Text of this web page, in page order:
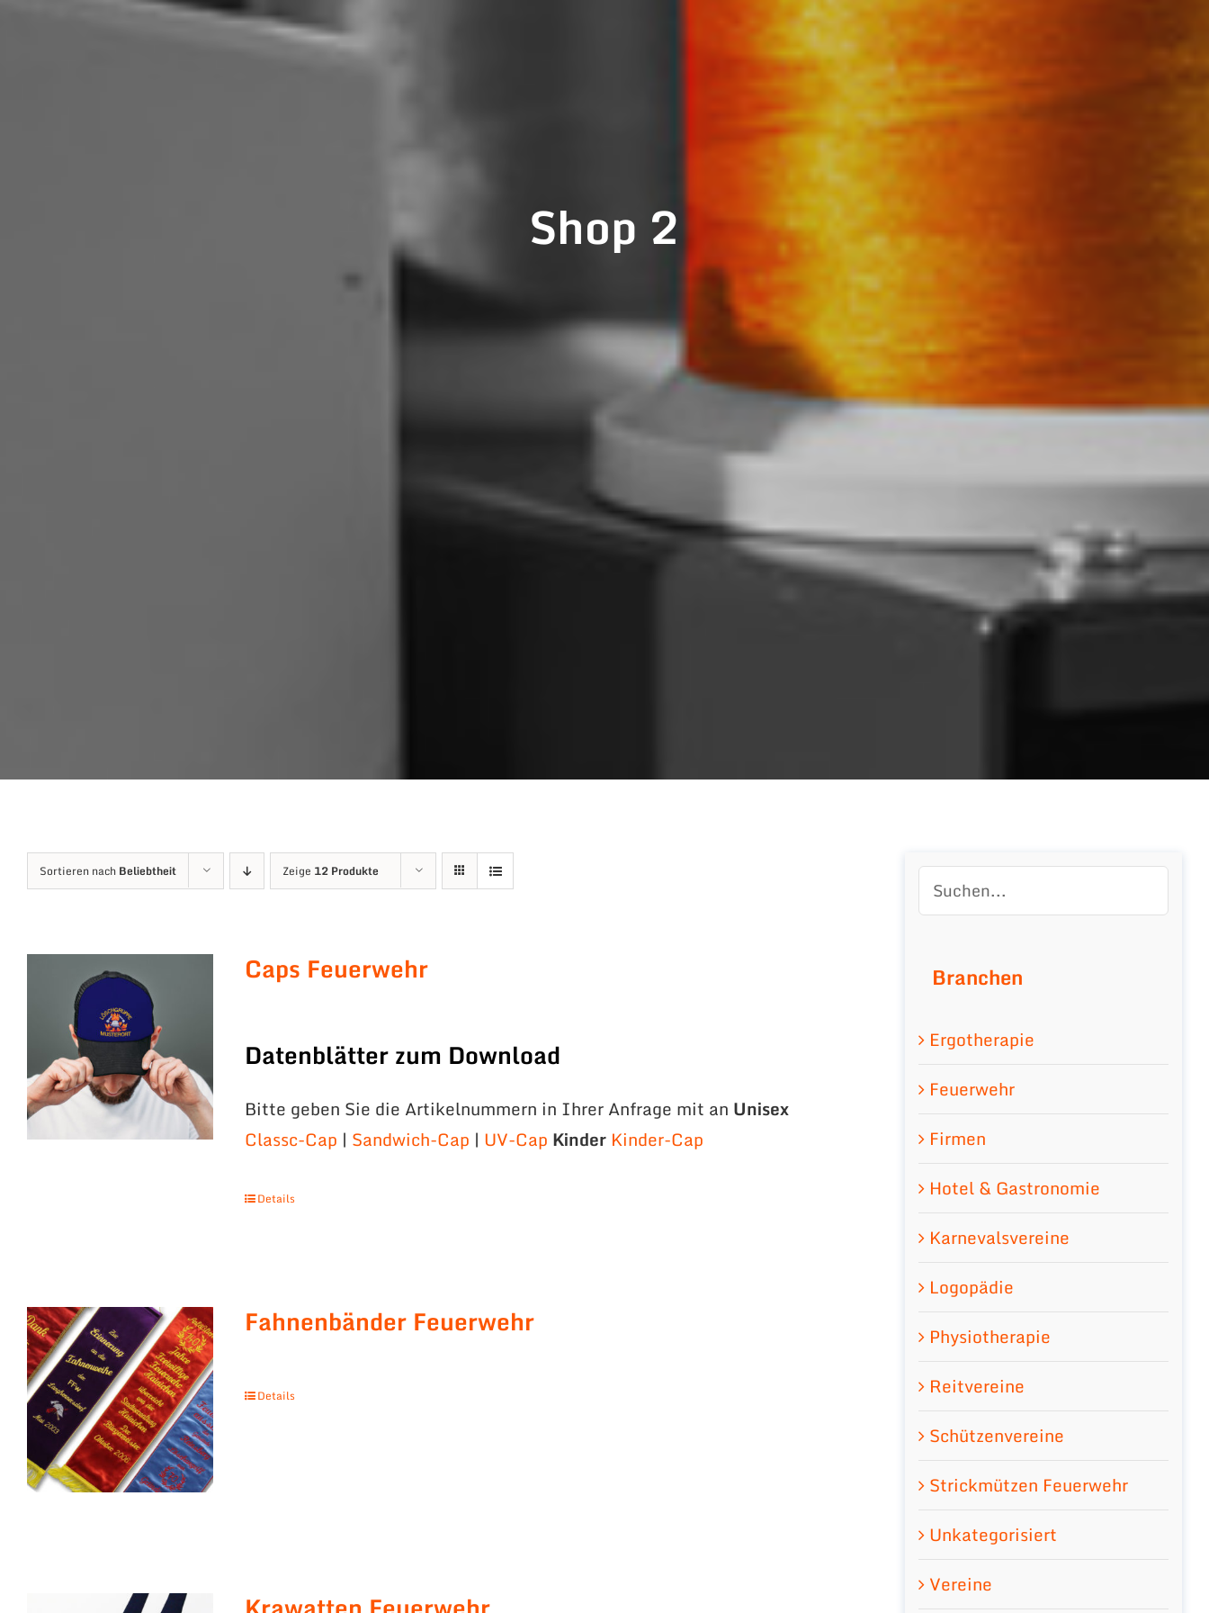
Shop 2
Sortieren nach Beliebtheit Zeige 12 Produkte
Caps Feuerwehr
Datenblätter zum Download
Bitte geben Sie die Artikelnummern in Ihrer Anfrage mit an Unisex
Classc-Cap | Sandwich-Cap | UV-Cap Kinder Kinder-Cap
Details
Fahnenbänder Feuerwehr
Details
Branchen
Ergotherapie
Feuerwehr
Firmen
Hotel & Gastronomie
Karnevalsvereine
Logopädie
Physiotherapie
Reitvereine
Schützenvereine
Strickmützen Feuerwehr
Unkategorisiert
Vereine